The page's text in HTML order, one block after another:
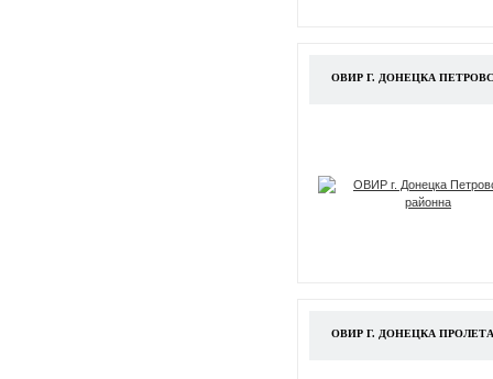
ОВИР Г. ДОНЕЦКА
ОВИР Г. ДОНЕЦКА